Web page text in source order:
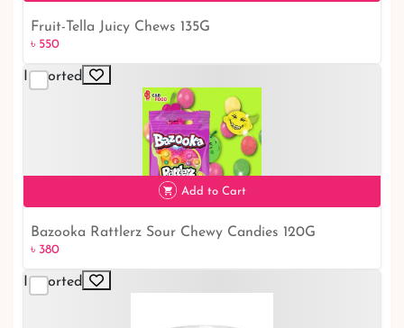
৳ 550
Fruit-Tella Juicy Chews 135G
৳ 550
Imported
৳ 380
Add to Cart
Bazooka Rattlerz Sour Chewy Candies 120G
৳ 380
Imported